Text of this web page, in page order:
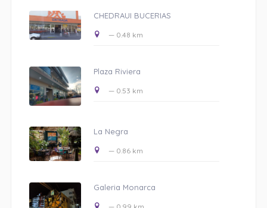
CHEDRAUI BUCERIAS
— 0.48 km
Plaza Riviera
— 0.53 km
La Negra
— 0.86 km
Galeria Monarca